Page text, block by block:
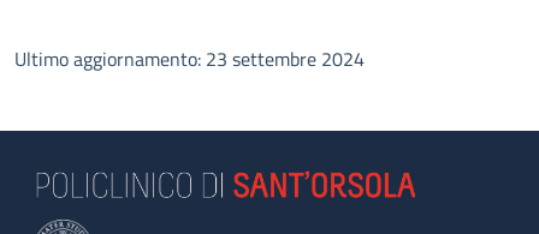
Ultimo aggiornamento: 23 settembre 2024